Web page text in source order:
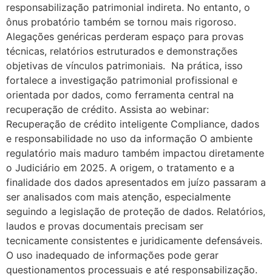
responsabilização patrimonial indireta. No entanto, o
ônus probatório também se tornou mais rigoroso.
Alegações genéricas perderam espaço para provas
técnicas, relatórios estruturados e demonstrações
objetivas de vínculos patrimoniais. Na prática, isso
fortalece a investigação patrimonial profissional e
orientada por dados, como ferramenta central na
recuperação de crédito. Assista ao webinar:
Recuperação de crédito inteligente Compliance, dados
e responsabilidade no uso da informação O ambiente
regulatório mais maduro também impactou diretamente
o Judiciário em 2025. A origem, o tratamento e a
finalidade dos dados apresentados em juízo passaram a
ser analisados com mais atenção, especialmente
seguindo a legislação de proteção de dados. Relatórios,
laudos e provas documentais precisam ser
tecnicamente consistentes e juridicamente defensáveis.
O uso inadequado de informações pode gerar
questionamentos processuais e até responsabilização.